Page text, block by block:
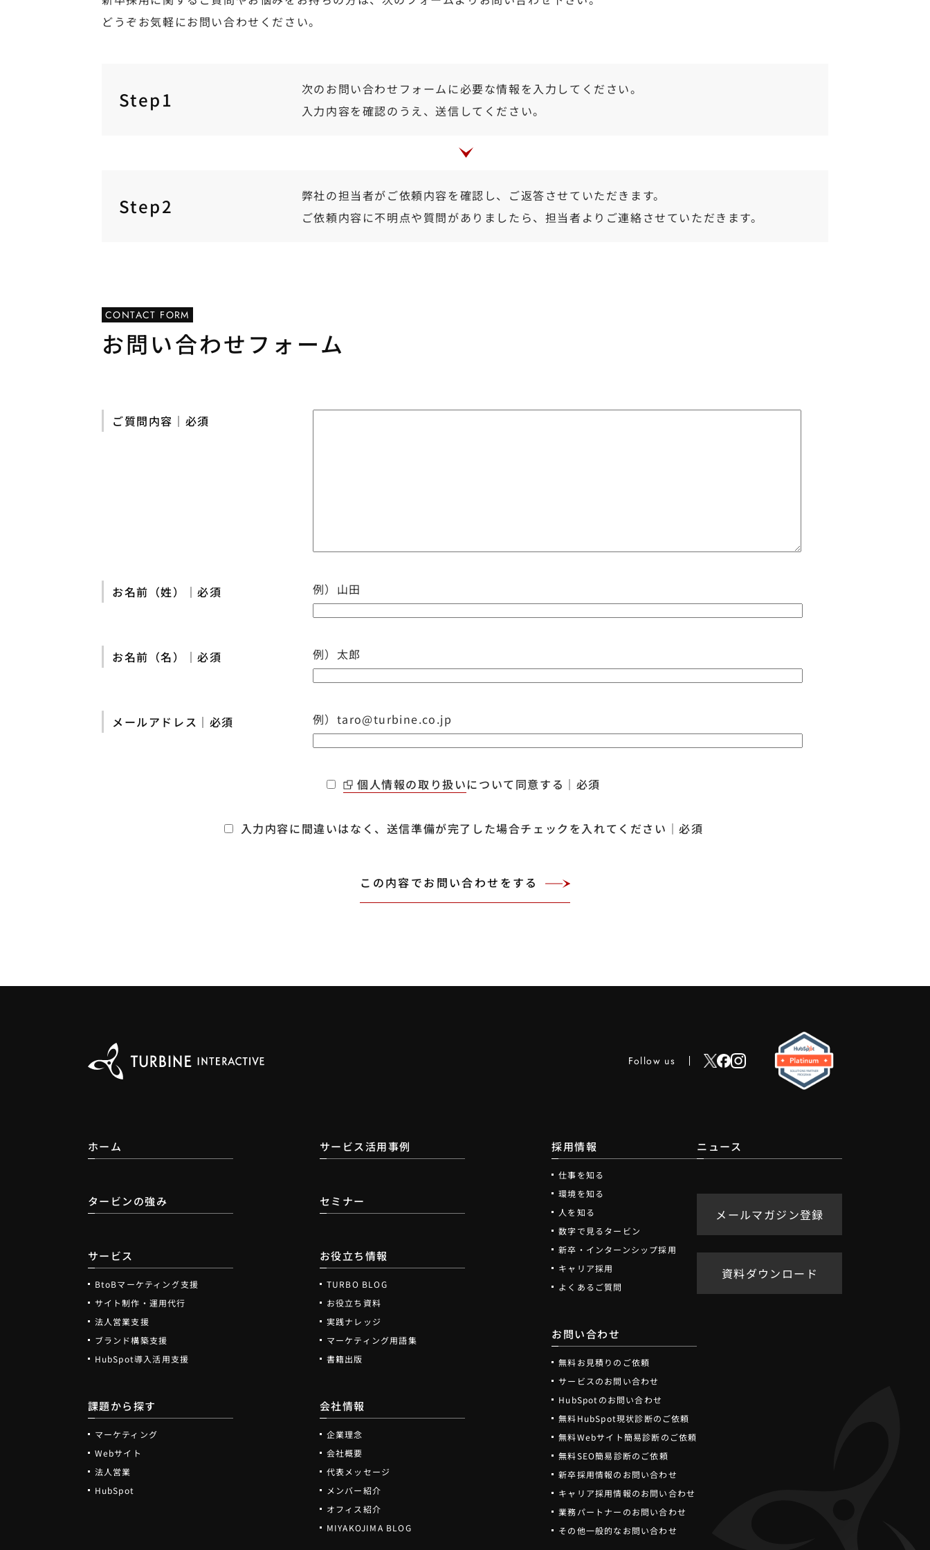
どうぞお気軽にお問い合わせください。
Step1
次のお問い合わせフォームに必要な情報を入力してください。
入力内容を確認のうえ、送信してください。
Step2
弊社の担当者がご依頼内容を確認し、ご返答させていただきます。
ご依頼内容に不明点や質問がありましたら、担当者よりご連絡させていただきます。
CONTACT FORM
お問い合わせフォーム
ご質問内容｜必須
お名前（姓）｜必須 例）山田
お名前（名）｜必須 例）太郎
メールアドレス｜必須 例）taro@turbine.co.jp
個人情報の取り扱いについて同意する｜必須
入力内容に間違いはなく、送信準備が完了した場合チェックを入れてください｜必須
Follow us
ホーム
タービンの強み
サービス
BtoBマーケティング支援
サイト制作・運用代行
法人営業支援
ブランド構築支援
HubSpot導入活用支援
課題から探す
マーケティング
Webサイト
法人営業
HubSpot
サービス活用事例
セミナー
お役立ち情報
TURBO BLOG
お役立ち資料
実践ナレッジ
マーケティング用語集
書籍出版
会社情報
企業理念
会社概要
代表メッセージ
メンバー紹介
オフィス紹介
MIYAKOJIMA BLOG
採用情報
仕事を知る
環境を知る
人を知る
数字で見るタービン
新卒・インターンシップ採用
キャリア採用
よくあるご質問
お問い合わせ
無料お見積りのご依頼
サービスのお問い合わせ
HubSpotのお問い合わせ
無料HubSpot現状診断のご依頼
無料Webサイト簡易診断のご依頼
無料SEO簡易診断のご依頼
新卒採用情報のお問い合わせ
キャリア採用情報のお問い合わせ
業務パートナーのお問い合わせ
その他一般的なお問い合わせ
ニュース
メールマガジン登録
資料ダウンロード